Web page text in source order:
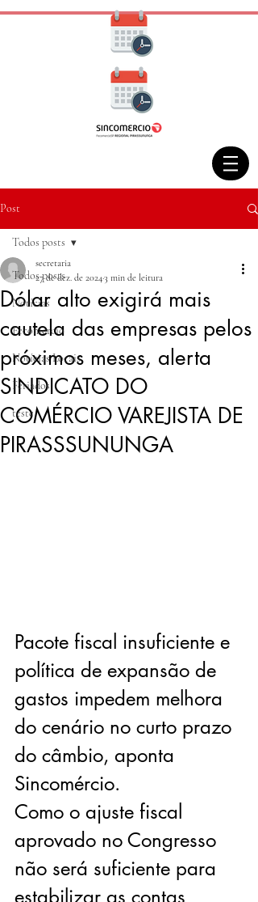
Post
Todos posts
Notícias
Fecomercio
Notícias Locais
Feriados
teste
Todos posts
Dólar alto exigirá mais
cautela das empresas pelos
próximos meses, alerta
SINDICATO DO
COMÉRCIO VAREJISTA DE
PIRASSSUNUNGA
secretaria
27 de dez. de 20243 min de leitura
Pacote fiscal insuficiente e
política de expansão de
gastos impedem melhora
do cenário no curto prazo
do câmbio, aponta
Sincomércio.
Como o ajuste fiscal
aprovado no Congresso
não será suficiente para
estabilizar as contas